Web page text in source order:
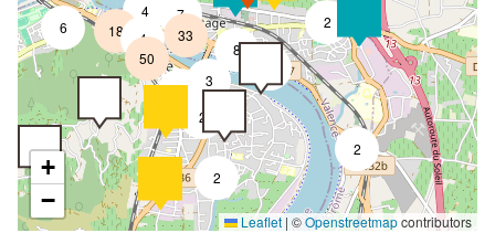
2
2
2
2
8
6
4
4
18
7
2
3
50
33
+
−
Leaflet | ©Openstreetmapcontributors